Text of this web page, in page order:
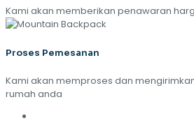
Kami akan memberikan penawaran
Proses Pemesanan
Kami akan memproses dan
rumah anda